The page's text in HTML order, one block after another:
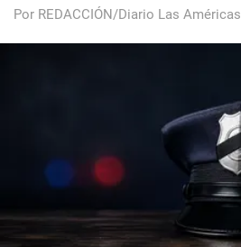
Por REDACCIÓN/Diario Las Américas